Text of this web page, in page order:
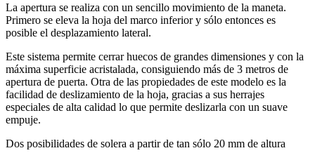
La apertura se realiza con un sencillo movimiento de la maneta.
Primero se eleva la hoja del marco inferior y sólo entonces es
posible el desplazamiento lateral.
Este sistema permite cerrar huecos de grandes dimensiones y con la
máxima superficie acristalada, consiguiendo más de 3 metros de
apertura de puerta. Otra de las propiedades de este modelo es la
facilidad de deslizamiento de la hoja, gracias a sus herrajes
especiales de alta calidad lo que permite deslizarla con un suave
empuje.
Dos posibilidades de solera a partir de tan sólo 20 mm de altura